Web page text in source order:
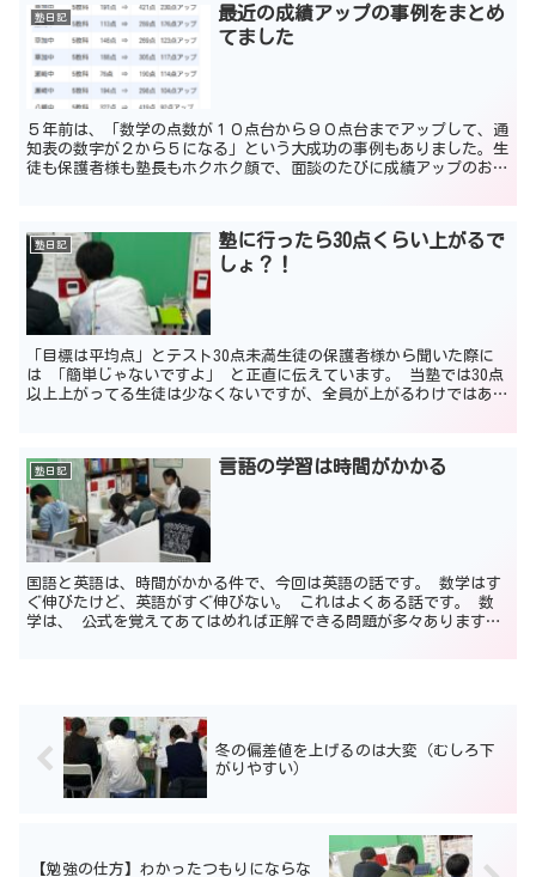
塾日記
最近の成績アップの事例をまとめ
てました
５年前は、「数学の点数が１０点台から９０点台までアップして、通
知表の数字が２から５になる」という大成功の事例もありました。生
徒も保護者様も塾長もホクホク顔で、面談のたびに成績アップのお話
塾日記
塾に行ったら30点くらい上がるで
しょ？！
「目標は平均点」とテスト30点未満生徒の保護者様から聞いた際に
は 「簡単じゃないですよ」 と正直に伝えています。 当塾では30点
以上上がってる生徒は少なくないですが、全員が上がるわけではあり
塾日記 言語の学習は時間がかかる
国語と英語は、時間がかかる件で、今回は英語の話です。 数学はす
ぐ伸びたけど、英語がすぐ伸びない。 これはよくある話です。 数
学は、 公式を覚えてあてはめれば正解できる問題が多々あります。
冬の偏差値を上げるのは大変（むしろ下
がりやすい）
【勉強の仕方】わかったつもりにならな